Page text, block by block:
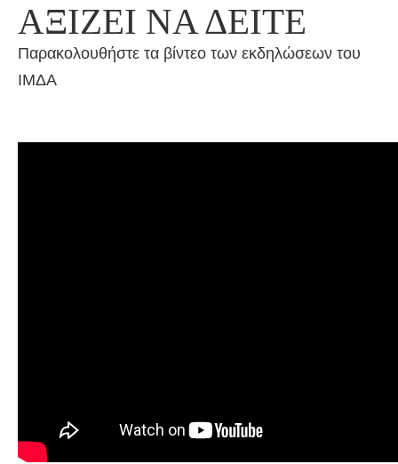
ΑΞΙΖΕΙ ΝΑ ΔΕΙΤΕ
Παρακολουθήστε τα βίντεο των εκδηλώσεων του
ΙΜΔΑ